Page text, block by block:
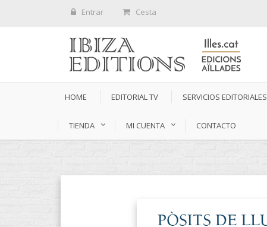
Entrar Cesta
HOME EDITORIAL TV SERVICIOS EDITORIALES
TIENDA MI CUENTA CONTACTO